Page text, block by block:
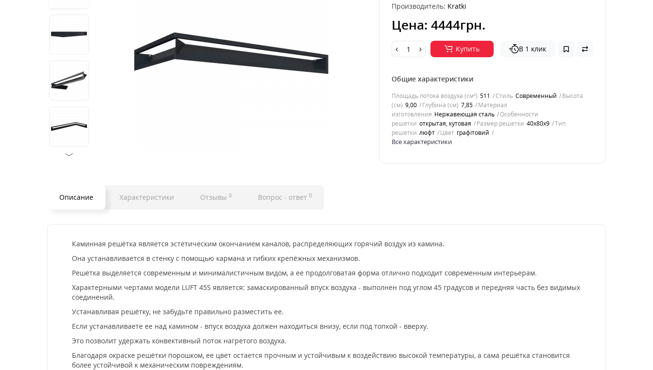
Производитель: Kratki
Цена: 4444грн.
Купить В 1 клик
Общие характеристики
Площадь потока воздуха (см²) 511 Стиль Современный
Высота
(см) 9,00 Глубина (см) 7,85
Материал
изготовления Нержавеющая сталь
Особенности
решетки открытая, кутовая Размер решетки 40x80x9
Тип
решетки люфт Цвет графітовий
Все характеристики
Описание Характеристики Отзывы 0 Вопрос - ответ 0
Каминная решётка является эстетическим окончанием каналов, распределяющих горячий воздух из камина.
Она устанавливается в стенку с помощью кармана и гибких крепёжных механизмов.
Решётка выделяется современным и минималистичным видом, а ее продолговатая форма отлично подходит современным интерьерам.
Характерными чертами модели LUFT 45S является: замаскированный впуск воздуха - выполнен под углом 45 градусов и передняя часть без видимых
соединений.
Устанавливая решётку, не забудьте правильно разместить ее.
Если устанавливаете ее над камином - впуск воздуха должен находиться внизу, если под топкой - вверху.
Это позволит удержать конвективный поток нагретого воздуха.
Благодаря окраске решётки порошком, ее цвет остается прочным и устойчивым к воздействию высокой температуры, а сама решётка становится
более устойчивой к механическим повреждениям.